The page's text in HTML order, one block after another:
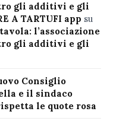
gli additivi e gli
A TARTUFI app su
l’associazione
gli additivi e gli
Consiglio
e il sindaco
le quote rosa